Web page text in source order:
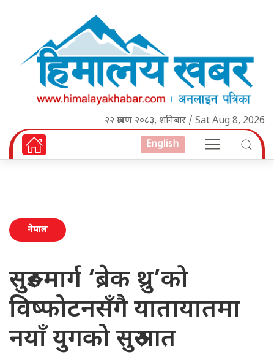
२२ श्रावण २०८३, शनिबार / Sat Aug 8, 2026
English
नेपाल
सुरुङमार्ग ‘ब्रेक थ्रु’को
विष्फोटनसँगै यातायातमा
नयाँ युगको सुरुआत